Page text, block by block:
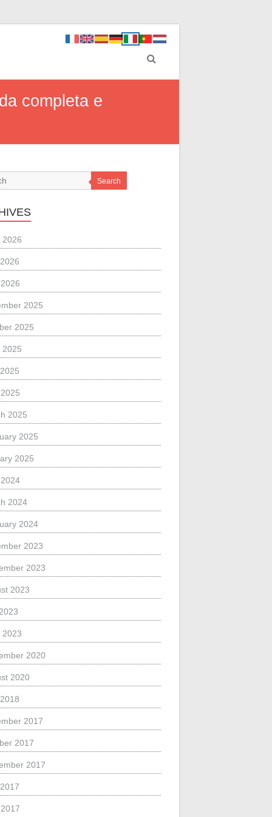
completa e
Search
2026
2025
2025
2025
2025
2025
2025
2024
2024
2023
2023
2023
2023
2020
2020
2017
2017
2017